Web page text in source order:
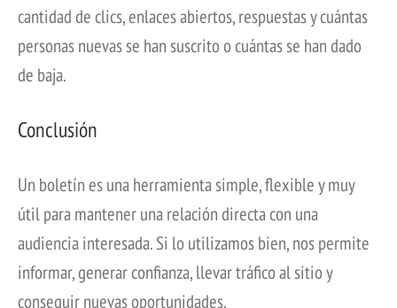
cantidad de clics, enlaces abiertos, respuestas y cuántas
personas nuevas se han suscrito o cuántas se han dado
de baja.
Conclusión
Un boletín es una herramienta simple, flexible y muy
útil para mantener una relación directa con una
audiencia interesada. Si lo utilizamos bien, nos permite
informar, generar confianza, llevar tráfico al sitio y
conseguir nuevas oportunidades.